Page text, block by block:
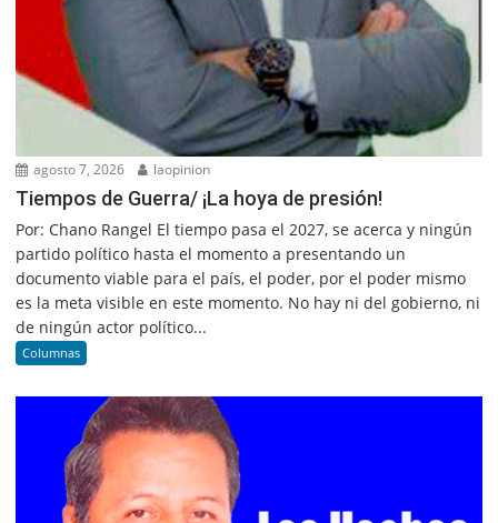
agosto 7, 2026 laopinion
Tiempos de Guerra/ ¡La hoya de presión!
Por: Chano Rangel El tiempo pasa el 2027, se acerca y ningún
partido político hasta el momento a presentando un
documento viable para el país, el poder, por el poder mismo
es la meta visible en este momento. No hay ni del gobierno, ni
de ningún actor político...
Columnas